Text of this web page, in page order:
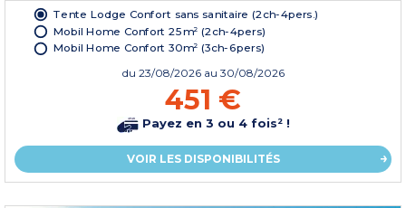
Tente Lodge Confort sans sanitaire (2ch-4pers.)
Mobil Home Confort 25m² (2ch-4pers)
Mobil Home Confort 30m² (3ch-6pers)
du 23/08/2026 au 30/08/2026
451 €
Payez en 3 ou 4 fois² !
VOIR LES DISPONIBILITÉS